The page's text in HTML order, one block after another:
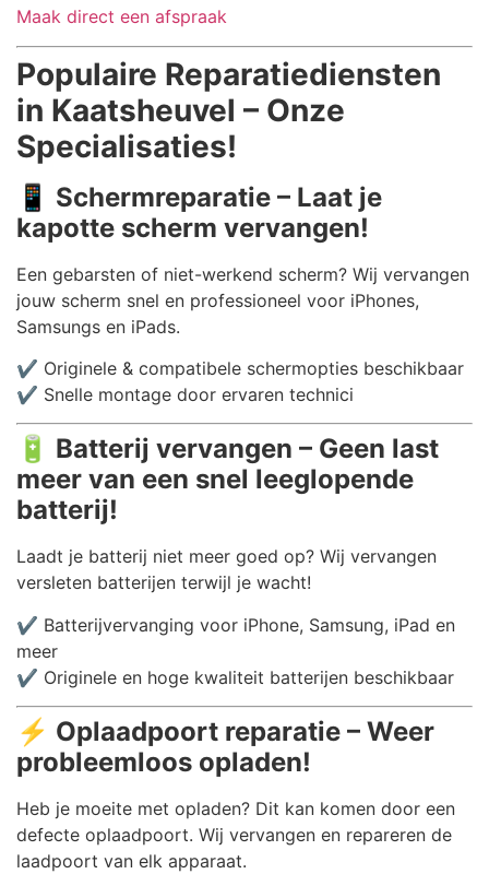
Maak direct een afspraak
Populaire Reparatiediensten
in Kaatsheuvel – Onze
Specialisaties!
📱 Schermreparatie – Laat je
kapotte scherm vervangen!
Een gebarsten of niet-werkend scherm? Wij vervangen
jouw scherm snel en professioneel voor iPhones,
Samsungs en iPads.
✔️ Originele & compatibele schermopties beschikbaar
✔️ Snelle montage door ervaren technici
🔋 Batterij vervangen – Geen last
meer van een snel leeglopende
batterij!
Laadt je batterij niet meer goed op? Wij vervangen
versleten batterijen terwijl je wacht!
✔️ Batterijvervanging voor iPhone, Samsung, iPad en
meer
✔️ Originele en hoge kwaliteit batterijen beschikbaar
⚡ Oplaadpoort reparatie – Weer
probleemloos opladen!
Heb je moeite met opladen? Dit kan komen door een
defecte oplaadpoort. Wij vervangen en repareren de
laadpoort van elk apparaat.